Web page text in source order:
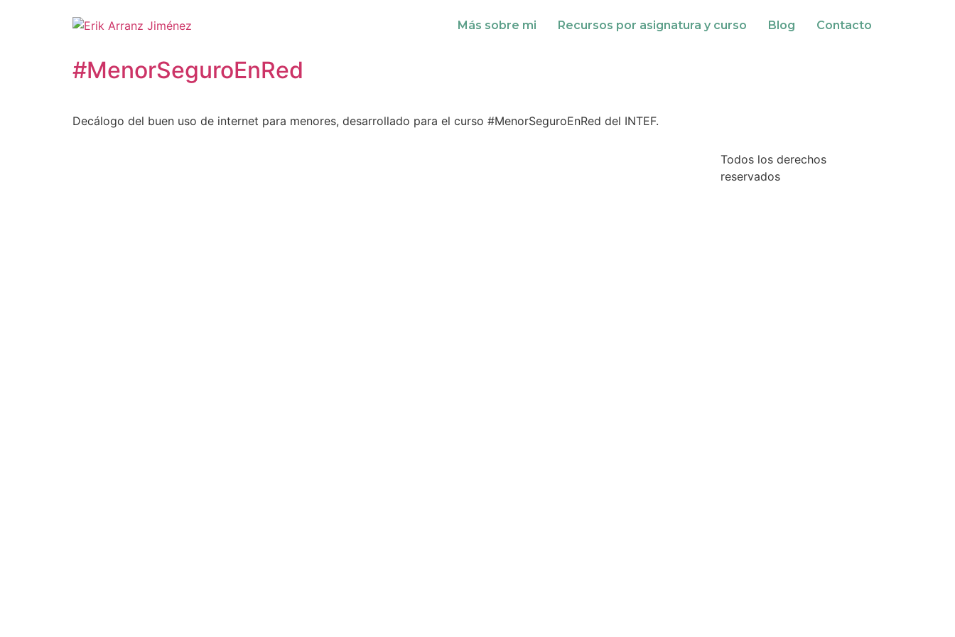
Más sobre mi Recursos por asignatura y curso Blog Contacto
#MenorSeguroEnRed
Decálogo del buen uso de internet para menores, desarrollado para el curso #MenorSeguroEnRed del INTEF.
Todos los derechos
reservados